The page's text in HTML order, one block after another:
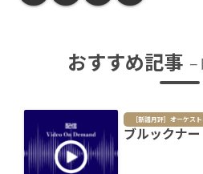
おすすめ記事
［新譜月評］オーケス
ブルックナ